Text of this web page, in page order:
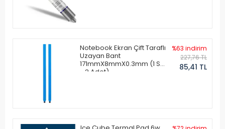
Notebook Ekran Çift Taraflı
Uzayan Bant
171mmX8mmX0.3mm (1 Set
- 2 Adet)
%63 indirim
227,76 TL
85,41 TL